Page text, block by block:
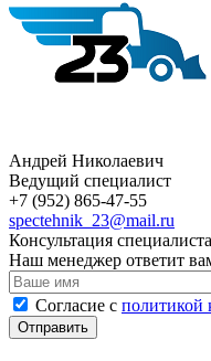
Андрей Николаевич
Ведущий специалист
+7 (952) 865-47-55
spectehnik_23@mail.ru
Консультация специалиста
Наш менеджер ответит
Cогласие с политикой
Отправить